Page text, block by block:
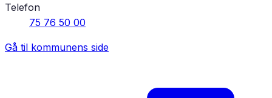
Telefon
75 76 50 00
Gå til kommunens side